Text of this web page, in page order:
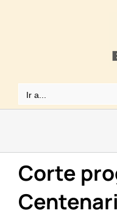
Ir a...
Corte